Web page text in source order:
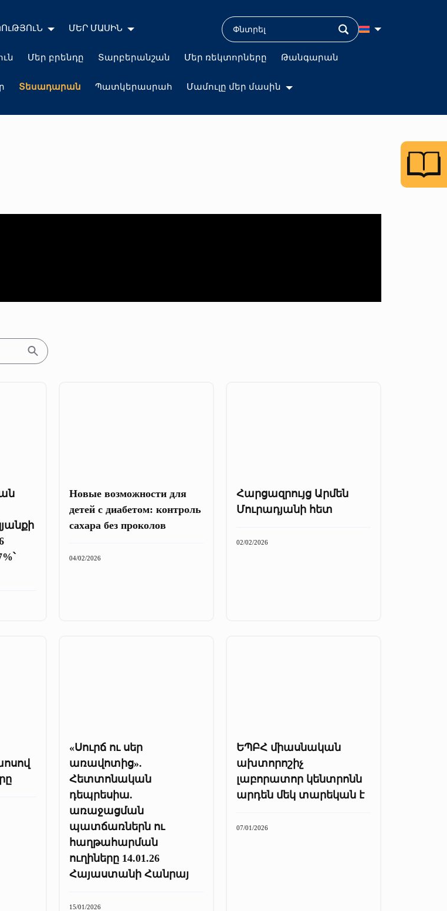
ՄԵՐ ՄԱՍԻՆ
Մեր բրենդը Տարբերանշան Մեր ռեկտորները Թանգարան
Տեսադարան Պատկերասրահ Մամուլը մեր մասին
Новые возможности для
детей с диабетом: контроль
сахара без проколов
04/02/2026
Հարցազրույց Արմեն
Մուրադյանի հետ
02/02/2026
«Սուրճ ու սեր
առավոտից».
Հետտոնական
դեպրեսիա.
առաջացման
պատճառներն ու
հաղթահարման
ուղիները 14.01.26
Հայաստանի Հանրայ
15/01/2026
ԵՊԲՀ միասնական
ախտորոշիչ
լաբորատոր կենտրոնն
արդեն մեկ տարեկան է
07/01/2026